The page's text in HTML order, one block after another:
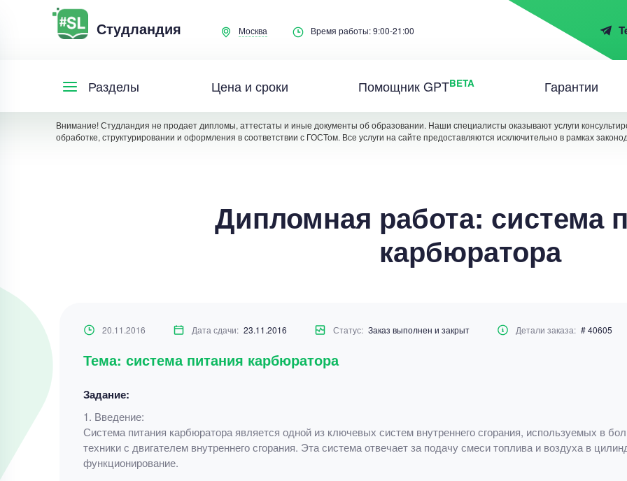
Студландия Москва Время работы: 9:00-21:00
Разделы Цена и сроки Помощник GPTBETA Гарантии
Внимание! Студландия не продает дипломы, аттестаты и иные документы об образовании. Наши специалисты оказывают услуги
обработке, структурировании и оформления в соответствии с ГОСТом. Все услуги на сайте предоставляются исключительно в рамках
Дипломная работа: система
карбюратора
20.11.2016 Дата сдачи: 23.11.2016 Статус: Заказ выполнен и закрыт Детали заказа: # 40605
Тема: система питания карбюратора
Задание:
1. Введение:
Система питания карбюратора является одной из ключевых систем внутреннего сгорания, используемых в
техники с двигателем внутреннего сгорания. Эта система отвечает за подачу смеси топлива и воздуха в
функционирование.